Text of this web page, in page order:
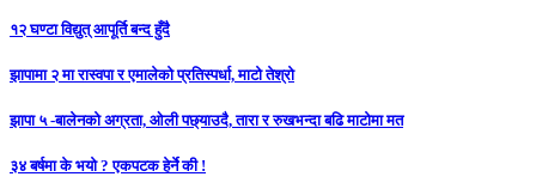
१२ घण्टा विद्युत् आपूर्ति बन्द हुँदै
झापामा २ मा रास्वपा र एमालेको प्रतिस्पर्धा, माटो तेश्रो
झापा ५ -बालेनको अग्रता, ओली पछ्याउदै, तारा र रुखभन्दा बढि माटोमा मत
३४ बर्षमा के भयो ? एकपटक हेर्ने की !